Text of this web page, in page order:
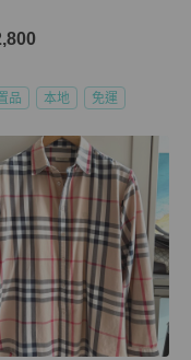
品 本地 免運